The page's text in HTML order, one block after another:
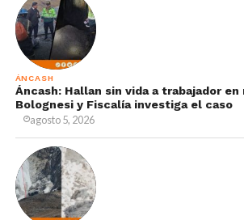
ÁNCASH
Áncash: Hallan sin vida a trabajador en
Bolognesi y Fiscalía investiga el caso
agosto 5, 2026